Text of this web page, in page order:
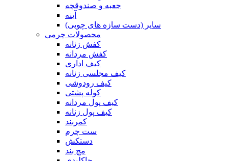
جعبه و صندوقچه
آینه
سایر (دست سازه های چوبی)
محصولات چرمی
کفش زنانه
کفش مردانه
کیف اداری
کیف مجلسی زنانه
کیف رودوشی
کوله پشتی
کیف پول مردانه
کیف پول زنانه
کمربند
ست چرم
دستکش
مچ بند